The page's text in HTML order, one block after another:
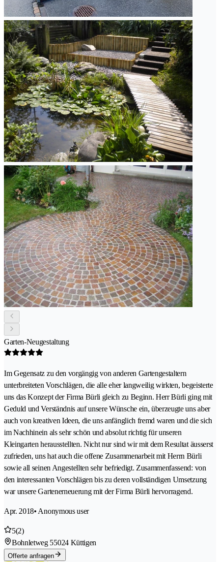
Garten-Neugestaltung
Im Gegensatz zu den vorgängig von anderen Gartengestaltern
unterbreiteten Vorschlägen, die alle eher langweilig wirkten, begeisterte
uns das Konzept der Firma Bürli gleich zu Beginn. Herr Bürli ging mit
Geduld und Verständnis auf unsere Wünsche ein, überzeugte uns aber
auch von kreativen Ideen, die uns anfänglich fremd waren und die sich
im Nachhinein als sehr schön und absolut richtig für unseren
Kleingarten herausstellten. Nicht nur sind wir mit dem Resultat äusserst
zufrieden, uns hat auch die offene Zusammenarbeit mit Herrn Bürli
sowie all seinen Angestellten sehr befriedigt. Zusammenfassend: von
den interessanten Vorschlägen bis zu deren vollständigen Umsetzung
war unsere Gartenerneuerung mit der Firma Bürli hervorragend.
Apr. 2018• Anonymous user
5(2)
Bohnletweg 55024 Küttigen
Offerte anfragen